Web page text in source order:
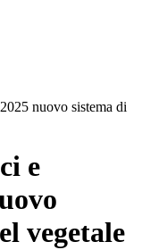
nuovo sistema di
e
vegetale